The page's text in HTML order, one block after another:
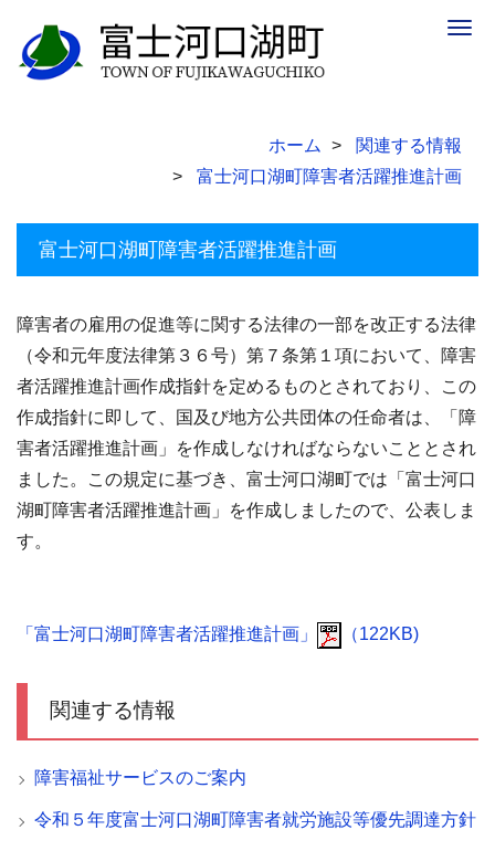
ホーム
関連する情報
富士河口湖町障害者活躍推進計画
富士河口湖町障害者活躍推進計画
障害者の雇用の促進等に関する法律の一部を改正する法律
（令和元年度法律第３６号）第７条第１項において、障害
者活躍推進計画作成指針を定めるものとされており、この
作成指針に即して、国及び地方公共団体の任命者は、「障
害者活躍推進計画」を作成しなければならないこととされ
ました。この規定に基づき、富士河口湖町では「富士河口
湖町障害者活躍推進計画」を作成しましたので、公表しま
す。
「富士河口湖町障害者活躍推進計画」 （122KB)
関連する情報
障害福祉サービスのご案内
令和５年度富士河口湖町障害者就労施設等優先調達方針